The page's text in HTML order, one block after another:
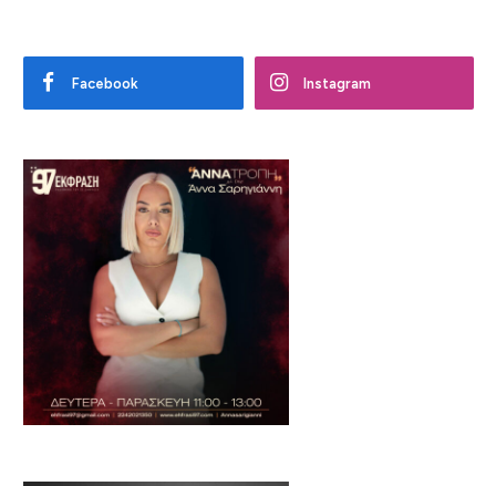
Facebook Instagram